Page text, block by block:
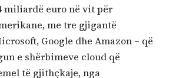
miliardë euro në vit për
me tre gjigantë
Google dhe Amazon – që
e shërbimeve cloud që
të gjithçkaje, nga